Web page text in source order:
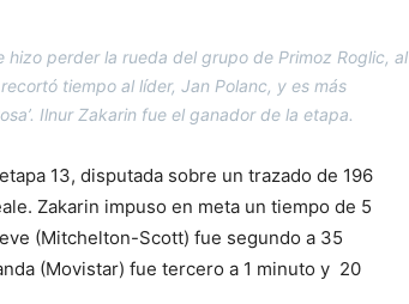
perder la rueda del grupo de Primoz Roglic, al
tiempo al líder, Jan Polanc, y es más
Ilnur Zakarin fue el ganador de la etapa.
13, disputada sobre un trazado de 196
Zakarin impuso en meta un tiempo de 5
(Mitchelton-Scott) fue segundo a 35
(Movistar) fue tercero a 1 minuto y 20